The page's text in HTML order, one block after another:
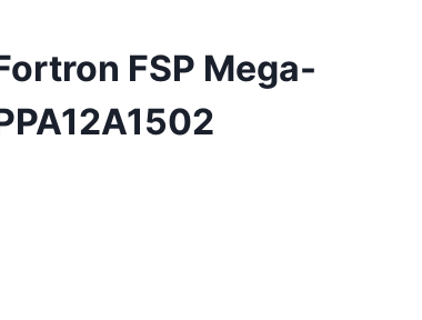
FSP Mega-